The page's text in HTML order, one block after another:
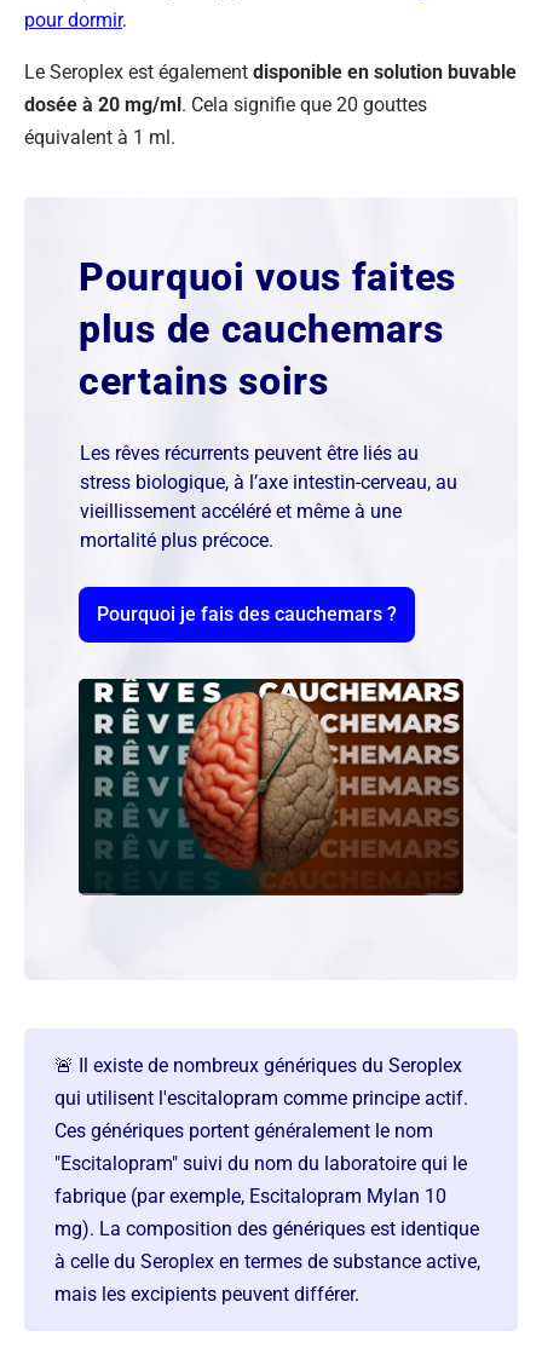
pour dormir.
Le Seroplex est également disponible en solution buvable
dosée à 20 mg/ml. Cela signifie que 20 gouttes
équivalent à 1 ml.
Pourquoi vous faites
plus de cauchemars
certains soirs
Les rêves récurrents peuvent être liés au
stress biologique, à l’axe intestin-cerveau, au
vieillissement accéléré et même à une
mortalité plus précoce.
Pourquoi je fais des cauchemars ?
🚨 Il existe de nombreux génériques du Seroplex
qui utilisent l'escitalopram comme principe actif.
Ces génériques portent généralement le nom
"Escitalopram" suivi du nom du laboratoire qui le
fabrique (par exemple, Escitalopram Mylan 10
mg). La composition des génériques est identique
à celle du Seroplex en termes de substance active,
mais les excipients peuvent différer.